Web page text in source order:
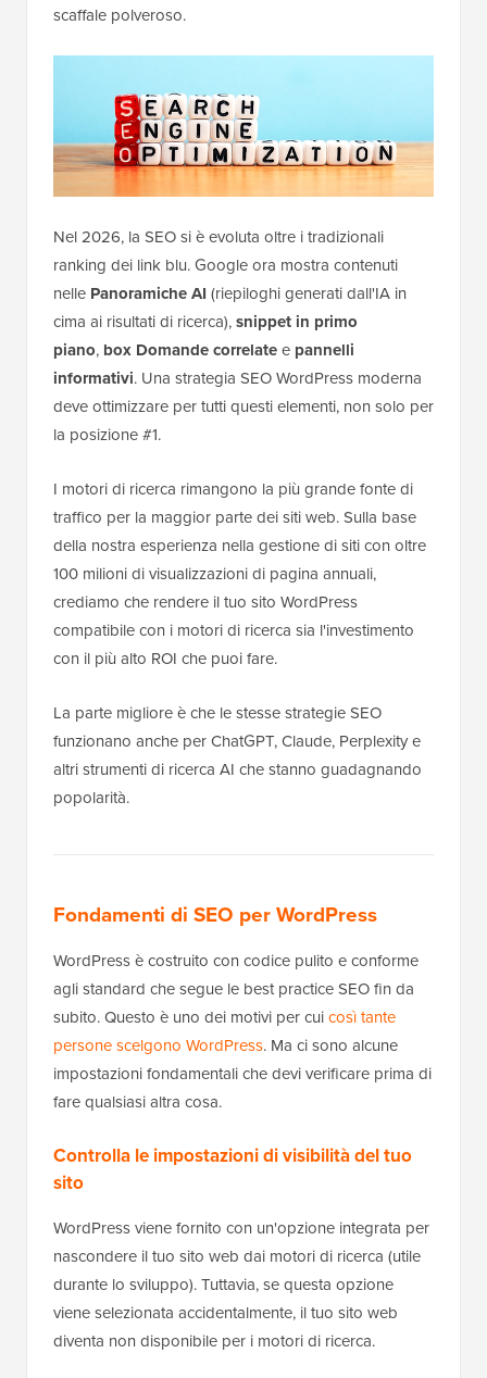
scaffale polveroso.
Nel 2026, la SEO si è evoluta oltre i tradizionali
ranking dei link blu. Google ora mostra contenuti
nelle Panoramiche AI (riepiloghi generati dall'IA in
cima ai risultati di ricerca),snippet in primo
piano, box Domande correlatee pannelli
informativi. Una strategia SEO WordPress moderna
deve ottimizzare per tutti questi elementi, non solo per
la posizione #1.
I motori di ricerca rimangono la più grande fonte di
traffico per la maggior parte dei siti web. Sulla base
della nostra esperienza nella gestione di siti con oltre
100 milioni di visualizzazioni di pagina annuali,
crediamo che rendere il tuo sito WordPress
compatibile con i motori di ricerca sia l'investimento
con il più alto ROI che puoi fare.
La parte migliore è che le stesse strategie SEO
funzionano anche per ChatGPT, Claude, Perplexity e
altri strumenti di ricerca AI che stanno guadagnando
popolarità.
Fondamenti di SEO per WordPress
WordPress è costruito con codice pulito e conforme
agli standard che segue le best practice SEO fin da
subito. Questo è uno dei motivi per cuicosì tante
persone scelgono WordPress. Ma ci sono alcune
impostazioni fondamentali che devi verificare prima di
fare qualsiasi altra cosa.
Controlla le impostazioni di visibilità del tuo
sito
WordPress viene fornito con un'opzione integrata per
nascondere il tuo sito web dai motori di ricerca (utile
durante lo sviluppo). Tuttavia, se questa opzione
viene selezionata accidentalmente, il tuo sito web
diventa non disponibile per i motori di ricerca.